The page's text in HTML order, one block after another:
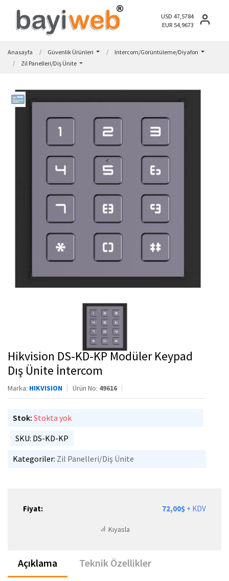
USD 47,5784
EUR 54,9673
Anasayfa Güvenlik Ürünleri
Intercom/Görüntüleme/Diyafon
Zil Panelleri/Diş Ünite
Hikvision DS-KD-KP Modüler Keypad
Dış Ünite İntercom
Marka: HIKVISION Ürün No: 49616
Stok: Stokta yok
SKU: DS-KD-KP
Kategoriler: Zil Panelleri/Diş Ünite
Fiyat: 72,00$ + KDV
Kıyasla
Açıklama
Teknik Özellikler